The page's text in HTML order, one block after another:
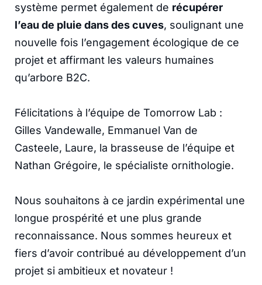
système permet également de récupérer
l’eau de pluie dans des cuves, soulignant une
nouvelle fois l’engagement écologique de ce
projet et affirmant les valeurs humaines
qu’arbore B2C.
Félicitations à l’équipe de Tomorrow Lab :
Gilles Vandewalle, Emmanuel Van de
Casteele, Laure, la brasseuse de l’équipe et
Nathan Grégoire, le spécialiste ornithologie.
Nous souhaitons à ce jardin expérimental une
longue prospérité et une plus grande
reconnaissance. Nous sommes heureux et
fiers d’avoir contribué au développement d’un
projet si ambitieux et novateur !